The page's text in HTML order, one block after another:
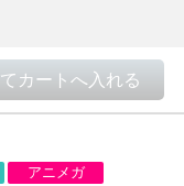
アニメガ